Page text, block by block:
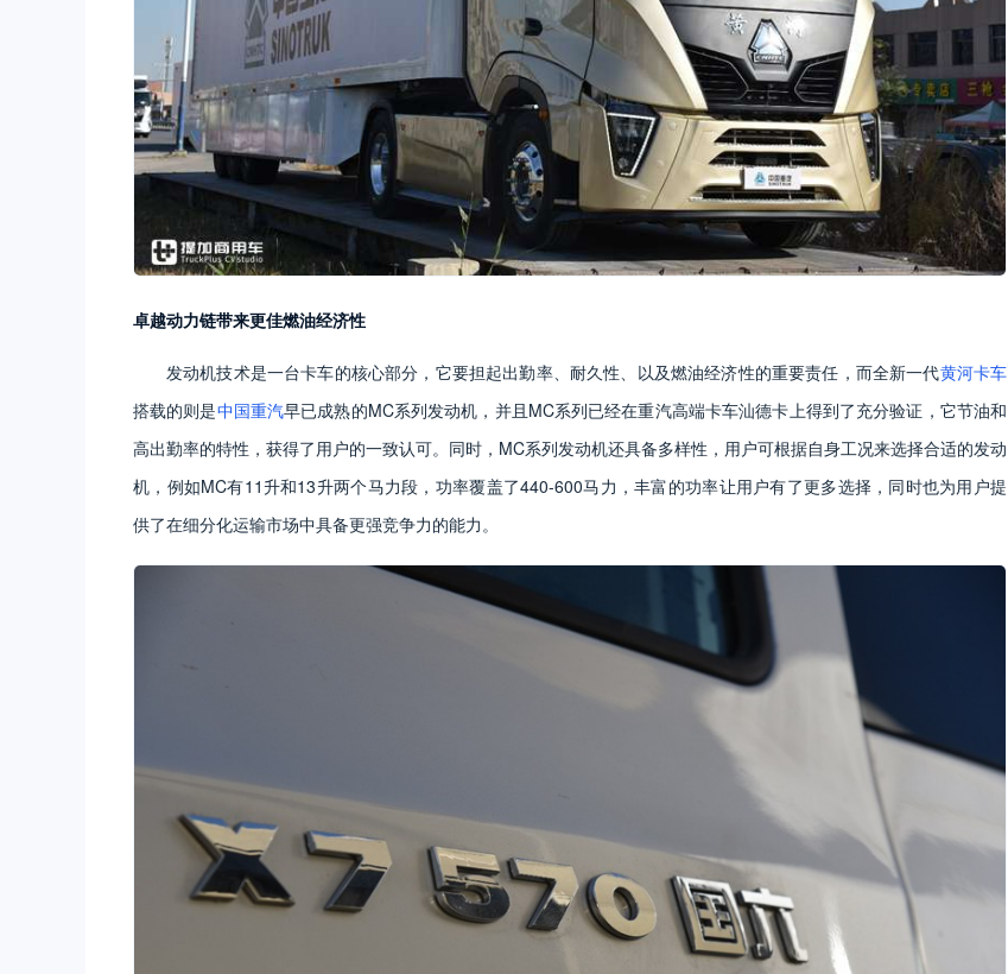
卓越动力链带来更佳燃油经济性
发动机技术是一台卡车的核心部分，它要担起出勤率、耐久性、以及燃油经济性的重要责任，而全新一代黄河卡车
搭载的则是中国重汽早已成熟的MC系列发动机，并且MC系列已经在重汽高端卡车汕德卡上得到了充分验证，它节油和
高出勤率的特性，获得了用户的一致认可。同时，MC系列发动机还具备多样性，用户可根据自身工况来选择合适的发动
机，例如MC有11升和13升两个马力段，功率覆盖了440-600马力，丰富的功率让用户有了更多选择，同时也为用户提
供了在细分化运输市场中具备更强竞争力的能力。